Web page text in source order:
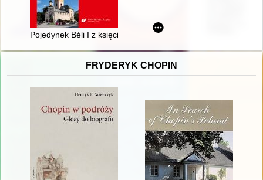
Pojedynek Béli I z księciem "Pomorza" - prawda historyczna
FRYDERYK CHOPIN